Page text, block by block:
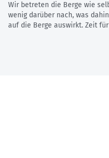
Wir betreten die Berge wie
wenig darüber nach, was
auf die Berge auswirkt. Zeit für